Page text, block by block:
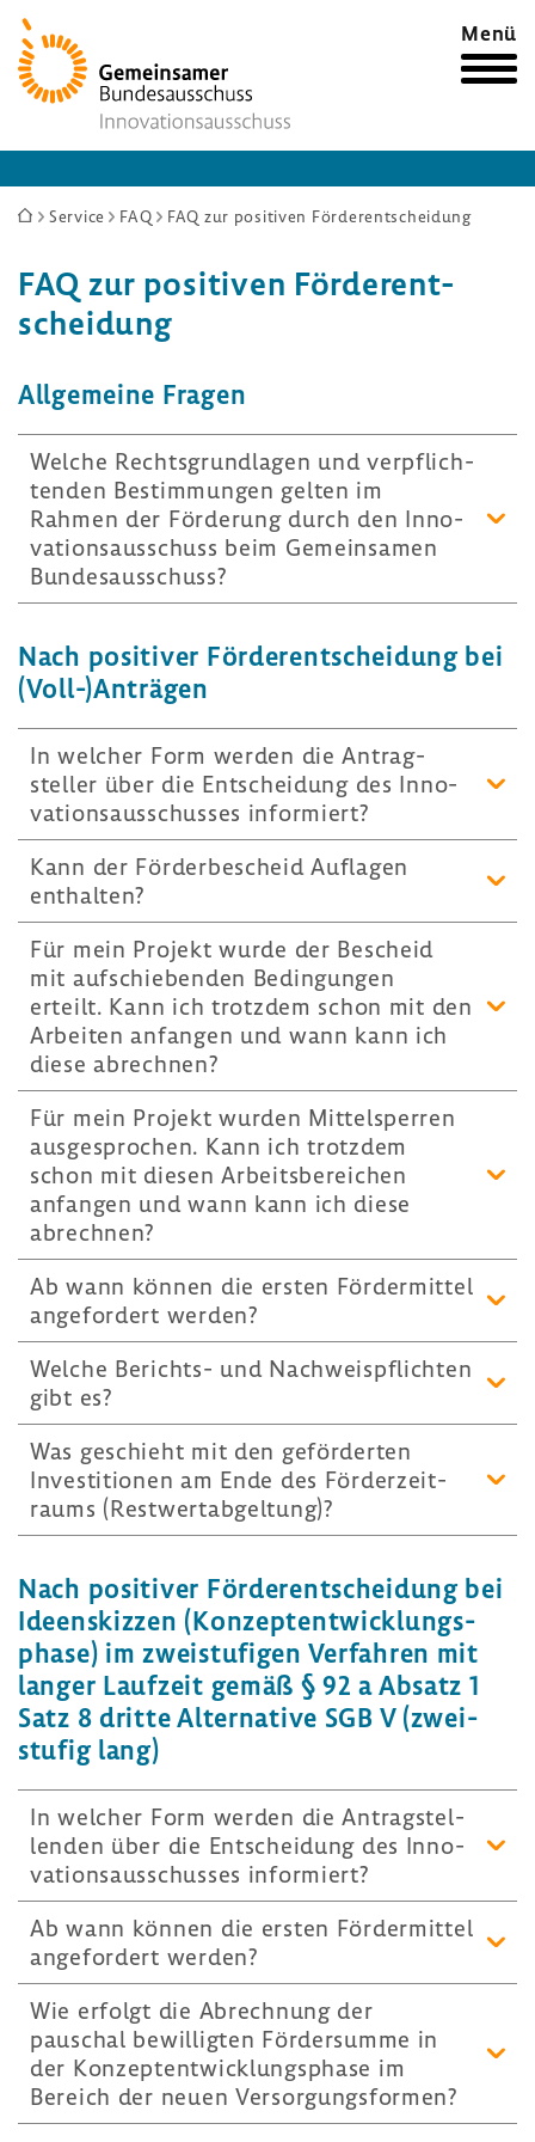
Zur
Startseite
Menü
Sie
hier:
Service FAQ FAQ zur positiven Förderentscheidung
FAQ zur posi­tiven Förder­ent­
schei­dung
Allge­meine Fragen
Welche Rechts­grund­lagen und verpflich­
tenden Bestim­mungen gelten im
Rahmen der Förde­rung durch den Inno­
va­ti­ons­aus­schuss beim Gemein­samen
Bundes­aus­schuss?
Nach posi­tiver Förder­ent­schei­dung bei
(Voll-)Anträgen
In welcher Form werden die Antrag­
steller über die Entschei­dung des Inno­
va­ti­ons­aus­schusses infor­miert?
Kann der Förder­be­scheid Auflagen
enthalten?
Für mein Projekt wurde der Bescheid
mit aufschie­benden Bedin­gungen
erteilt. Kann ich trotzdem schon mit den
Arbeiten anfangen und wann kann ich
diese abrechnen?
Für mein Projekt wurden Mittel­sperren
ausge­spro­chen. Kann ich trotzdem
schon mit diesen Arbeits­be­rei­chen
anfangen und wann kann ich diese
abrechnen?
Ab wann können die ersten Förder­mittel
ange­for­dert werden?
Welche Berichts-​ und Nach­weis­pflichten
gibt es?
Was geschieht mit den geför­derten
Inves­ti­tionen am Ende des Förder­zeit­
raums (Rest­wert­ab­gel­tung)?
Nach posi­tiver Förder­ent­schei­dung bei
Ideen­skizzen (Konzept­ent­wick­lungs­
phase) im zwei­stu­figen Verfahren mit
langer Lauf­zeit gemäß § 92 a Absatz 1
Satz 8 dritte Alter­na­tive SGB V (zwei­
stufig lang)
In welcher Form werden die Antrag­stel­
lenden über die Entschei­dung des Inno­
va­ti­ons­aus­schusses infor­miert?
Ab wann können die ersten Förder­mittel
ange­for­dert werden?
Wie erfolgt die Abrech­nung der
pauschal bewil­ligten Förder­summe in
der Konzept­ent­wick­lungs­phase im
Bereich der neuen Versor­gungs­formen?